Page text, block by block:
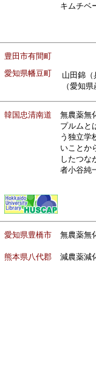
キムチベ
豊田市有間町
愛知県幡豆町
山田錦
（愛知
韓国忠清南道
無農薬無
プルムと
う独立学
いことか
したつな
者小谷純
愛知県豊橋市 無農薬無
熊本県八代郡 減農薬減